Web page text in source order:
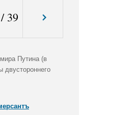
39
Путина (в
двустороннего